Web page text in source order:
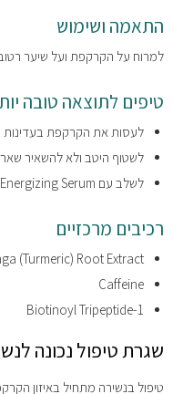
התאמה ושימוש
למרוח על הקרקפת ועל שיער
טיפים לתוצאה טובה
לעסות את הקרקפת בעדינות
לשטוף היטב ולא להשאיר
לשלב עם Energizing Serum לשגרת טיפול מלאה
רכיבים מרכזיים
(Turmeric) Root Extract
Caffeine
Biotinoyl Tripeptide-1
שגרת טיפול נכונה
טיפול בנשירה מתחיל באיזון